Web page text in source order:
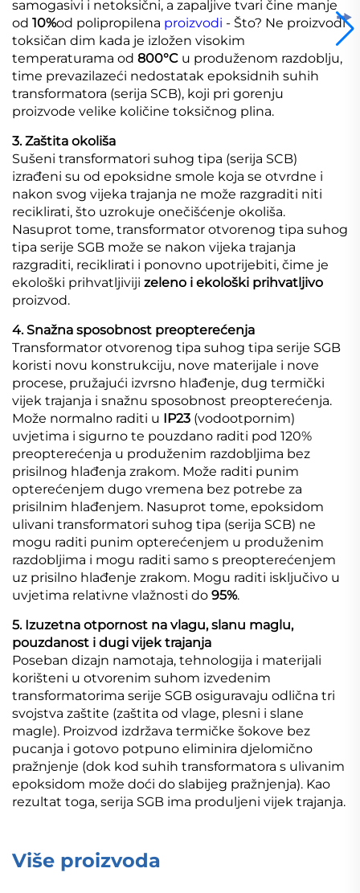
samogasivi i netoksični, a zapaljive tvari čine manje
od 10%od polipropilena proizvodi - Što? Ne proizvodi
toksičan dim kada je izložen visokim
temperaturama od 800°C u produženom razdoblju,
time prevazilazeći nedostatak epoksidnih suhih
transformatora (serija SCB), koji pri gorenju
proizvode velike količine toksičnog plina.
3. Zaštita okoliša
Sušeni transformatori suhog tipa (serija SCB)
izrađeni su od epoksidne smole koja se otvrdne i
nakon svog vijeka trajanja ne može razgraditi niti
reciklirati, što uzrokuje onečišćenje okoliša.
Nasuprot tome, transformator otvorenog tipa suhog
tipa serije SGB može se nakon vijeka trajanja
razgraditi, reciklirati i ponovno upotrijebiti, čime je
ekološki prihvatljiviji zeleno i ekološki prihvatljivo
proizvod.
4. Snažna sposobnost preopterećenja
Transformator otvorenog tipa suhog tipa serije SGB
koristi novu konstrukciju, nove materijale i nove
procese, pružajući izvrsno hlađenje, dug termički
vijek trajanja i snažnu sposobnost preopterećenja.
Može normalno raditi u IP23 (vodootpornim)
uvjetima i sigurno te pouzdano raditi pod 120%
preopterećenja u produženim razdobljima bez
prisilnog hlađenja zrakom. Može raditi punim
opterećenjem dugo vremena bez potrebe za
prisilnim hlađenjem. Nasuprot tome, epoksidom
ulivani transformatori suhog tipa (serija SCB) ne
mogu raditi punim opterećenjem u produženim
razdobljima i mogu raditi samo s preopterećenjem
uz prisilno hlađenje zrakom. Mogu raditi isključivo u
uvjetima relativne vlažnosti do 95%.
5. Izuzetna otpornost na vlagu, slanu maglu,
pouzdanost i dugi vijek trajanja
Poseban dizajn namotaja, tehnologija i materijali
korišteni u otvorenim suhom izvedenim
transformatorima serije SGB osiguravaju odlična tri
svojstva zaštite (zaštita od vlage, plesni i slane
magle). Proizvod izdržava termičke šokove bez
pucanja i gotovo potpuno eliminira djelomično
pražnjenje (dok kod suhih transformatora s ulivanim
epoksidom može doći do slabijeg pražnjenja). Kao
rezultat toga, serija SGB ima produljeni vijek trajanja.
Više proizvoda